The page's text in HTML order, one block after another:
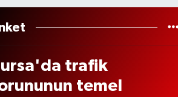
trafik
temel